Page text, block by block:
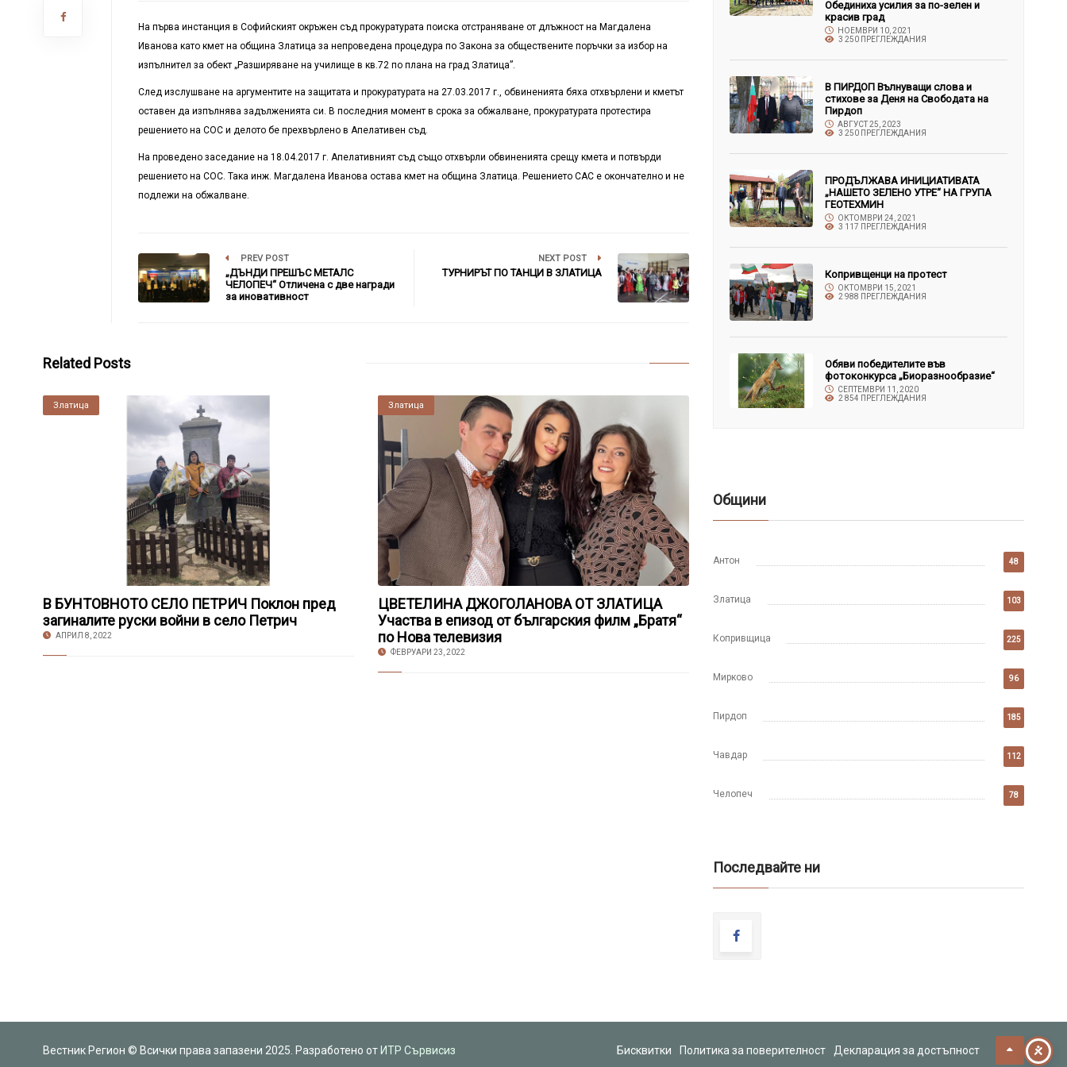
На първа инстанция в Софийският окръжен съд прокуратурата поиска отстраняване от длъжност на Магдалена
Иванова като кмет на община Златица за непроведена процедура по Закона за обществените поръчки за избор на
изпълнител за обект „Разширяване на училище в кв.72 по плана на град Златица”.
След изслушване на аргументите на защитата и прокуратурата на 27.03.2017 г., обвиненията бяха отхвърлени и кметът
оставен да изпълнява задълженията си. В последния момент в срока за обжалване, прокуратурата протестира
решението на СОС и делото бе прехвърлено в Апелативен съд.
На проведено заседание на 18.04.2017 г. Апелативният съд също отхвърли обвиненията срещу кмета и потвърди
решението на СОС. Така инж. Магдалена Иванова остава кмет на община Златица. Решението САС е окончателно и не
подлежи на обжалване.
PREV POST
„ДЪНДИ ПРЕШЪС МЕТАЛС
ЧЕЛОПЕЧ“ Отличена с две награди
за иновативност
NEXT POST
ТУРНИРЪТ ПО ТАНЦИ В ЗЛАТИЦА
Related Posts
Златица
В БУНТОВНОТО СЕЛО ПЕТРИЧ Поклон пред
загиналите руски войни в село Петрич
АПРИЛ 8, 2022
Златица
ЦВЕТЕЛИНА ДЖОГОЛАНОВА ОТ ЗЛАТИЦА
Участва в епизод от българския филм „Братя“
по Нова телевизия
ФЕВРУАРИ 23, 2022
Обединиха усилия за по-зелен и
красив град
НОЕМВРИ 10, 2021
3 250 ПРЕГЛЕЖДАНИЯ
В ПИРДОП Вълнуващи слова и
стихове за Деня на Свободата на
Пирдоп
АВГУСТ 25, 2023
3 250 ПРЕГЛЕЖДАНИЯ
ПРОДЪЛЖАВА ИНИЦИАТИВАТА
„НАШЕТО ЗЕЛЕНО УТРЕ“ НА ГРУПА
ГЕОТЕХМИН
ОКТОМВРИ 24, 2021
3 117 ПРЕГЛЕЖДАНИЯ
Копривщенци на протест
ОКТОМВРИ 15, 2021
2 988 ПРЕГЛЕЖДАНИЯ
Обяви победителите във
фотоконкурса „Биоразнообразие“
СЕПТЕМВРИ 11, 2020
2 854 ПРЕГЛЕЖДАНИЯ
Общини
Антон 48
Златица 103
Копривщица 225
Мирково 96
Пирдоп 185
Чавдар 112
Челопеч 78
Последвайте ни
Вестник Регион © Всички права запазени 2025. Разработено от ИТР Сървисиз Бисквитки Политика за поверителност Декларация за достъпност